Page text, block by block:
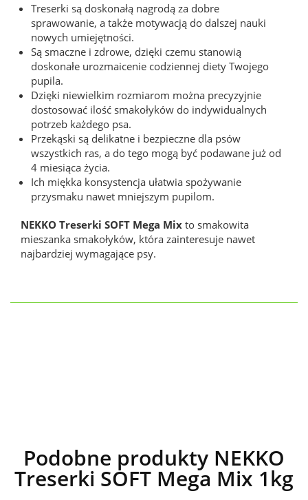
Treserki są doskonałą nagrodą za dobre
sprawowanie, a także motywacją do dalszej nauki
nowych umiejętności.
Są smaczne i zdrowe, dzięki czemu stanowią
doskonałe urozmaicenie codziennej diety Twojego
pupila.
Dzięki niewielkim rozmiarom można precyzyjnie
dostosować ilość smakołyków do indywidualnych
potrzeb każdego psa.
Przekąski są delikatne i bezpieczne dla psów
wszystkich ras, a do tego mogą być podawane już od
4 miesiąca życia.
Ich miękka konsystencja ułatwia spożywanie
przysmaku nawet mniejszym pupilom.
NEKKO Treserki SOFT Mega Mix to smakowita
mieszanka smakołyków, która zainteresuje nawet
najbardziej wymagające psy.
Podobne produkty NEKKO
Treserki SOFT Mega Mix 1kg